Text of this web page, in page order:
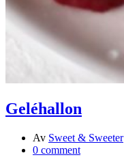
Geléhallon
Av Sweet & Sweeter
0 comment